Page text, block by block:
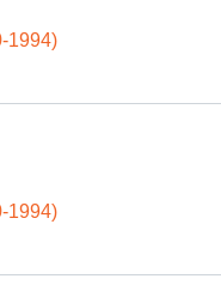
1994)
1994)